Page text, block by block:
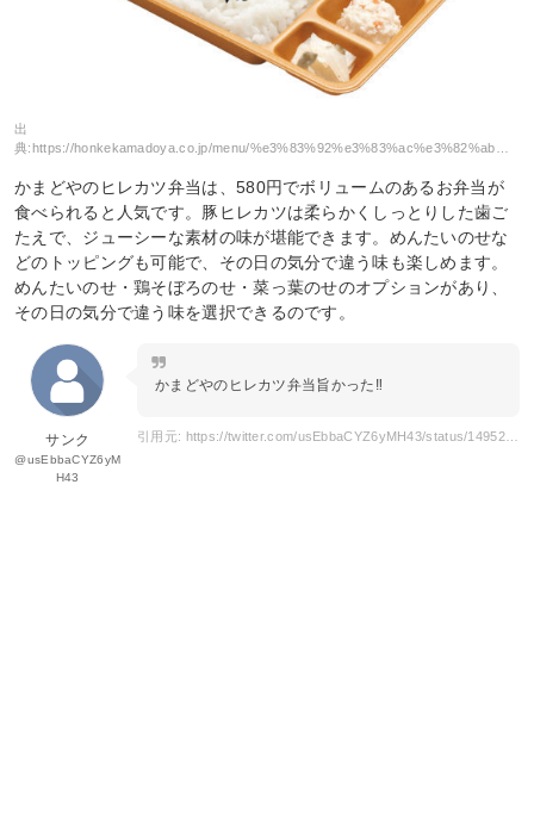
出
典:https://honkekamadoya.co.jp/menu/%e3%83%92%e3%83%ac%e3%82%ab%e3%83%84%e5%bc%81%e5%bd%93/
かまどやのヒレカツ弁当は、580円でボリュームのあるお弁当が
食べられると人気です。豚ヒレカツは柔らかくしっとりした歯ご
たえで、ジューシーな素材の味が堪能できます。めんたいのせな
どのトッピングも可能で、その日の気分で違う味も楽しめます。
めんたいのせ・鶏そぼろのせ・菜っ葉のせのオプションがあり、
その日の気分で違う味を選択できるのです。
サンク
@usEbbaCYZ6yM
H43
かまどやのヒレカツ弁当旨かった‼️
引用元: https://twitter.com/usEbbaCYZ6yMH43/status/1495254131769896964